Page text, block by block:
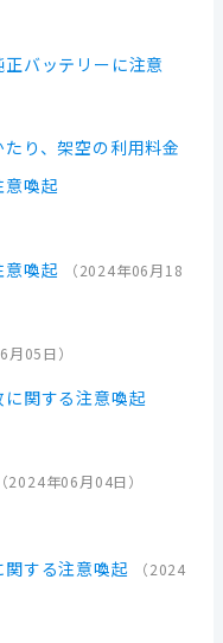
正バッテリーに注意
り、架空の利用料金
意喚起
意喚起 （2024年06月18
月05日 ）
関する注意喚起
（2024年06月04日 ）
する注意喚起 （2024